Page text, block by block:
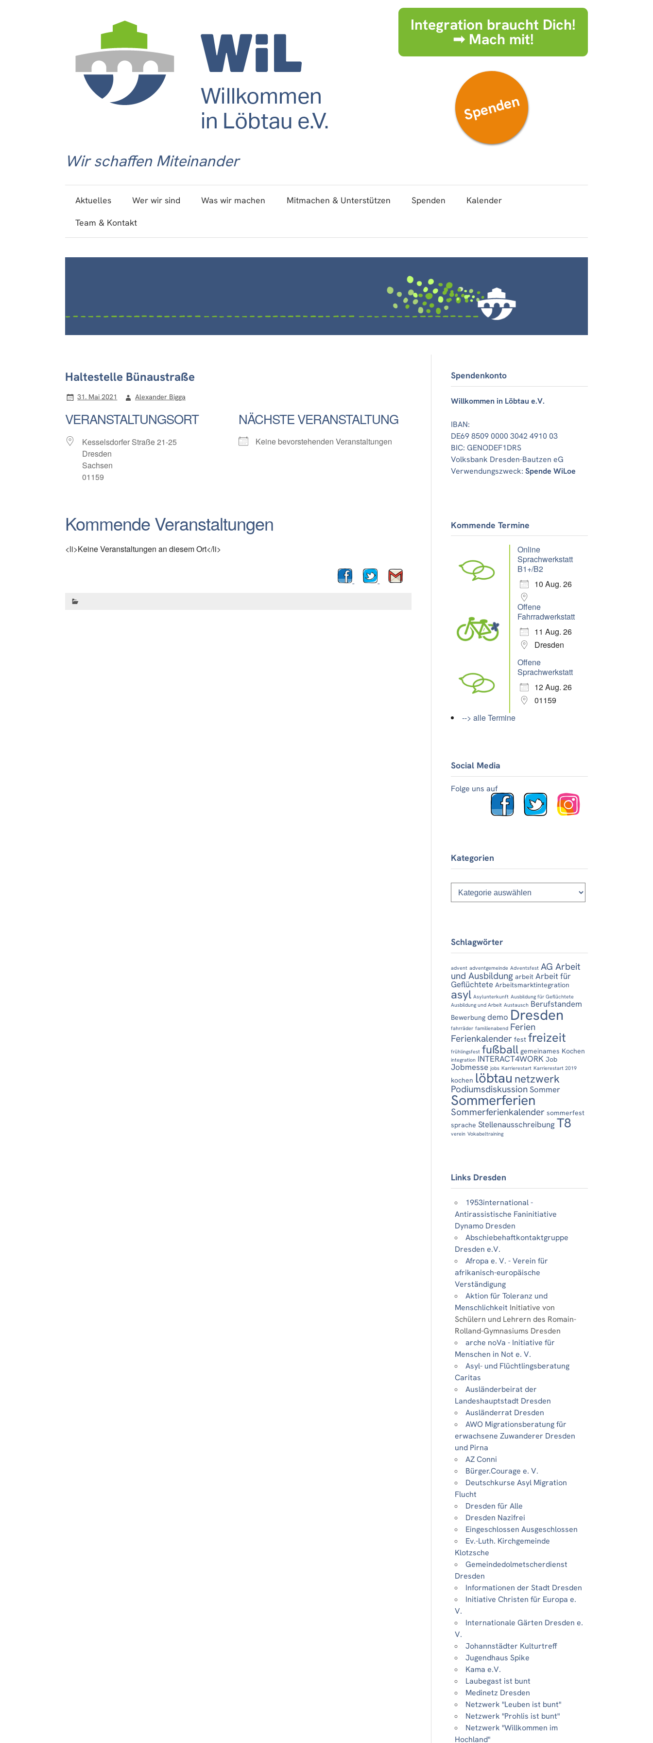
Wir schaffen Miteinander
Integration braucht Dich!
➟ Mach mit!
Spenden
Aktuelles Wer wir sind Was wir machen Mitmachen & Unterstützen Spenden
Kalender
Team & Kontakt
Haltestelle Bünaustraße
31. Mai 2021 Alexander Bigga
VERANSTALTUNGSORT
Kesselsdorfer Straße 21-25
Dresden
Sachsen
01159
NÄCHSTE VERANSTALTUNG
Keine bevorstehenden Veranstaltungen
Kommende Veranstaltungen
<li>Keine Veranstaltungen an diesem Ort</li>
Spendenkonto
Willkommen in Löbtau e.V.
IBAN:
DE69 8509 0000 3042 4910 03
BIC: GENODEF1DRS
Volksbank Dresden-Bautzen eG
Verwendungszweck:Spende WiLoe
Kommende Termine
Online
Sprachwerkstatt
B1+/B2
10 Aug. 26
Offene
Fahrradwerkstatt
11 Aug. 26
Dresden
Offene
Sprachwerkstatt
12 Aug. 26
01159
--> alle Termine
Social Media
Folge uns auf
Kategorien
Kategorien
Schlagwörter
advent adventgemeinde Adventsfest AG Arbeit
und Ausbildung arbeit Arbeit für
Geflüchtete Arbeitsmarktintegration
asyl Asylunterkunft Ausbildung für Geflüchtete
Ausbildung und Arbeit Austausch Berufstandem
Bewerbung demo Dresden
fahrräder familienabend Ferien
Ferienkalender fest freizeit
frühlingsfest fußball gemeinames Kochen
integration INTERACT4WORK Job
Jobmesse jobs Karrierestart Karrierestart 2019
kochen löbtau netzwerk
PodiumsdiskussionSommer
Sommerferien
Sommerferienkalender sommerfest
sprache Stellenausschreibung T8
verein Vokabeltraining
Links Dresden
1953international -
Antirassistische Faninitiative
Dynamo Dresden
Abschiebehaftkontaktgruppe
Dresden e.V.
Afropa e. V. - Verein für
afrikanisch-europäische
Verständigung
Aktion für Toleranz und
Menschlichkeit Initiative von
Schülern und Lehrern des Romain-
Rolland-Gymnasiums Dresden
arche noVa - Initiative für
Menschen in Not e. V.
Asyl- und Flüchtlingsberatung
Caritas
Ausländerbeirat der
Landeshauptstadt Dresden
Ausländerrat Dresden
AWO Migrationsberatung für
erwachsene Zuwanderer Dresden
und Pirna
AZ Conni
Bürger.Courage e. V.
Deutschkurse Asyl Migration
Flucht
Dresden für Alle
Dresden Nazifrei
Eingeschlossen Ausgeschlossen
Ev.-Luth. Kirchgemeinde
Klotzsche
Gemeindedolmetscherdienst
Dresden
Informationen der Stadt Dresden
Initiative Christen für Europa e.
V.
Internationale Gärten Dresden e.
V.
Johannstädter Kulturtreff
Jugendhaus Spike
Kama e.V.
Laubegast ist bunt
Medinetz Dresden
Netzwerk "Leuben ist bunt"
Netzwerk "Prohlis ist bunt"
Netzwerk "Willkommen im
Hochland"